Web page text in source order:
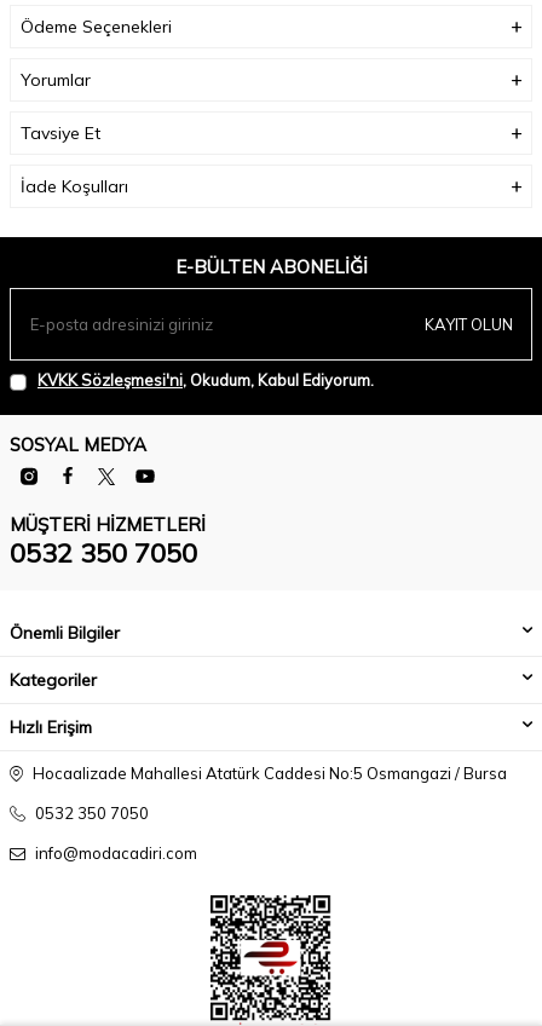
Ürün Boyu(cm):
Ödeme Seçenekleri
Yorumlar
Tavsiye Et
İade Koşulları
E-BÜLTEN ABONELIĞI
KAYIT OLUN
KVKK Sözleşmesi'ni, Okudum, Kabul Ediyorum.
SOSYAL MEDYA
MÜŞTERI HIZMETLERI
0532 350 7050
Önemli Bilgiler
Kategoriler
Hızlı Erişim
Hocaalizade Mahallesi Atatürk Caddesi No:5 Osmangazi / Bursa
0532 350 7050
info@modacadiri.com